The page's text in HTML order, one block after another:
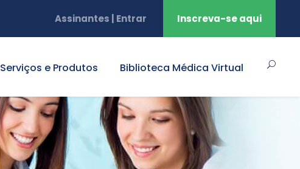
Assinantes | Entrar Inscreva-se aqui
Serviços e Produtos Biblioteca Médica Virtual